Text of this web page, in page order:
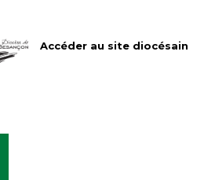
Accéder au site diocésain